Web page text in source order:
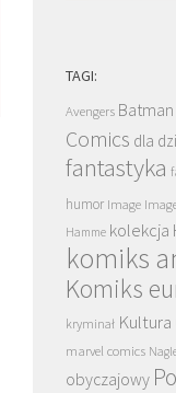
TAGI:
Avengers Batman
Comics dla
fantastyka
humor Image
Hamme kolekcja
komiks
Komiks
kryminał Kultura
marvel comics
obyczajowy